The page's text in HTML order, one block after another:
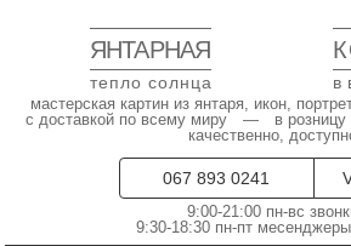
ЯНТАРНАЯ
тепло солнца в
мастерская картин из янтаря, икон,
с доставкой по всему миру — в
качественно,
067 893 0241
9:00-21:00 пн-вс
9:30-18:30 пн-пт